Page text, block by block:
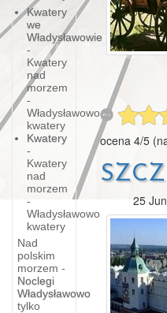
Kwatery
we
Władysławowie
-
Kwatery
nad
morzem
-
Władysławowo
kwatery
Kwatery
-
Kwatery
nad
morzem
-
Władysławowo
kwatery
Nad
polskim
morzem -
Noclegi
Władysławowo
tylko
Jak
Zwiedzać
ocena 4/5
25